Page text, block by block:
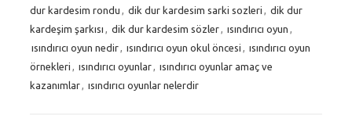
dur kardesim rondu
dik dur kardesim sarki sozleri
dik dur
kardeşim şarkısı
dik dur kardesim sözler ısındırıcı oyun
ısındırıcı oyun nedir
ısındırıcı oyun okul öncesi
ısındırıcı oyun
örnekleri
ısındırıcı oyunlar
ısındırıcı oyunlar amaç ve
kazanımlar
ısındırıcı oyunlar nelerdir